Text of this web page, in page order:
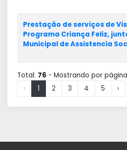
Prestação de serviços de
Programa Criança Feliz,
Municipal de Assistencia
Total: 76 - Mostrando por página
‹
1 2 3 4 5 ›